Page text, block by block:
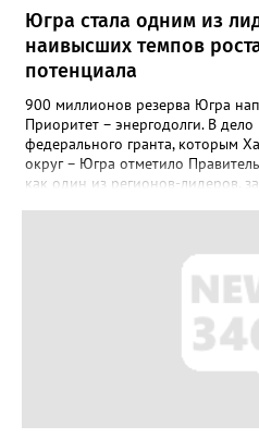
Югра стала одним из
наивысших темпов
потенциала
900 миллионов резерва Югра
Приоритет – энергодолги. В
федерального гранта, которым
округ – Югра отметило
как один из регионов-лидеров,